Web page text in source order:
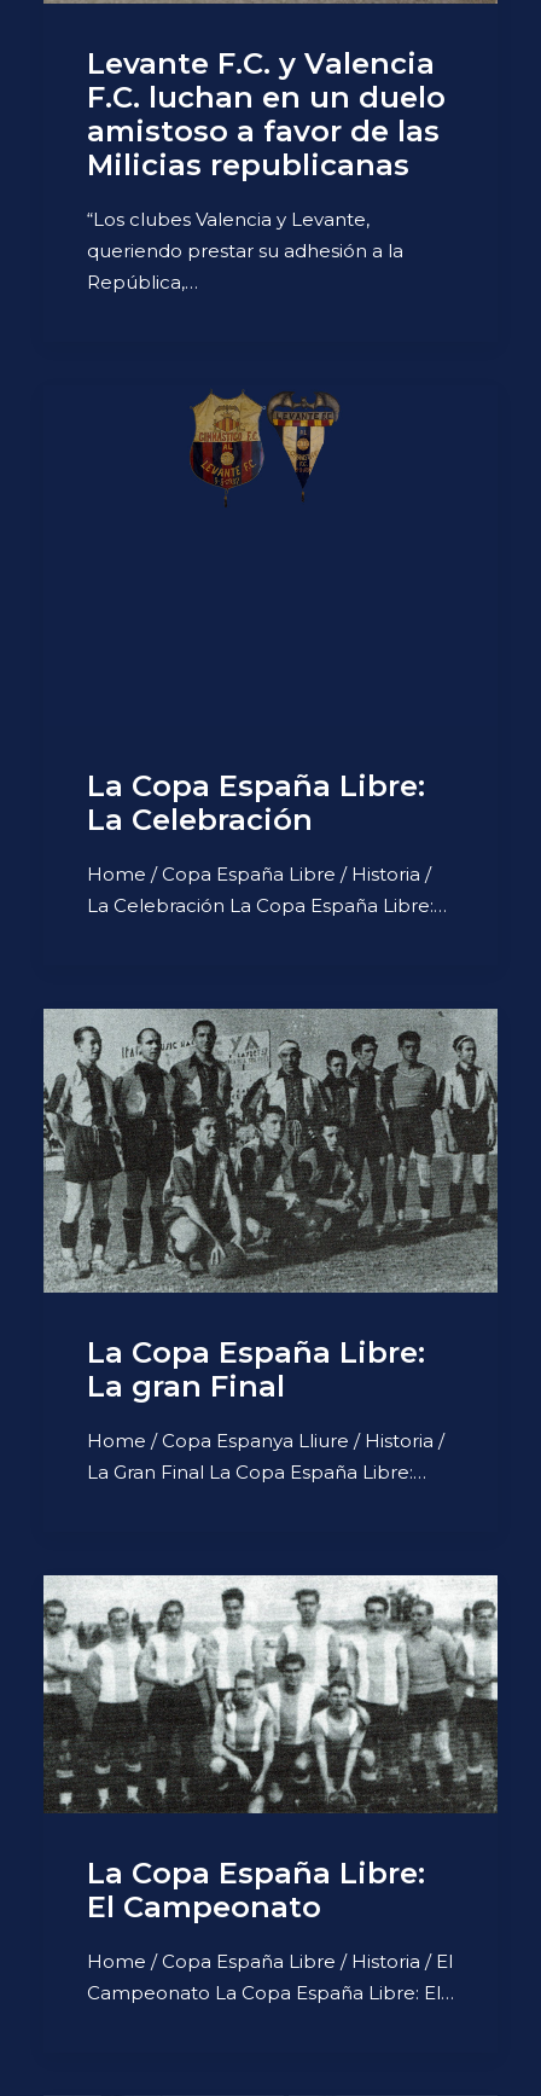
Levante F.C. y Valencia
F.C. luchan en un duelo
amistoso a favor de las
Milicias republicanas
“Los clubes Valencia y Levante,
queriendo prestar su adhesión a la
República,…
La Copa España Libre:
La Celebración
Home / Copa España Libre / Historia /
La Celebración La Copa España Libre:…
La Copa España Libre:
La gran Final
Home / Copa Espanya Lliure / Historia /
La Gran Final La Copa España Libre:…
La Copa España Libre:
El Campeonato
Home / Copa España Libre / Historia / El
Campeonato La Copa España Libre: El…